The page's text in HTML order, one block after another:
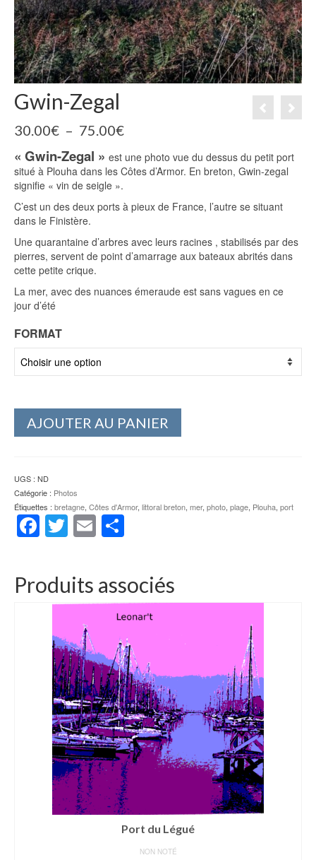
Gwin-Zegal
30.00€ – 75.00€Plage
prix :
30.00€
75.00€
« Gwin-Zegal » est une photo vue du dessus du petit port
situé à Plouha dans les Côtes d’Armor. En breton, Gwin-zegal
signifie « vin de seigle ».
C’est un des deux ports à pieux de France, l’autre se situant
dans le Finistère.
Une quarantaine d’arbres avec leurs racines , stabilisés par des
pierres, servent de point d’amarrage aux bateaux abrités dans
cette petite crique.
La mer, avec des nuances émeraude est sans vagues en ce
jour d’été
FORMAT
AJOUTER AU PANIER
UGS : ND
Catégorie : Photos
Étiquettes : bretagne, Côtes d'Armor, littoral breton, mer, photo, plage, Plouha, port
Facebook
Twitter
Email
Produits associés
Port du Légué
NON NOTÉ